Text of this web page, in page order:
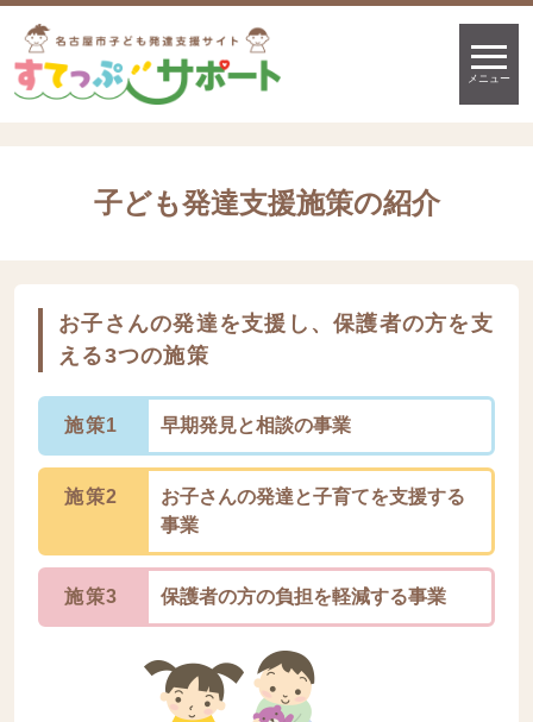
メニュー
子ども発達支援施策の紹介
お子さんの発達を支援し、保護者の方を支
える3つの施策
施策1 早期発見と相談の事業
施策2
お子さんの発達と子育てを支援する
事業
施策3 保護者の方の負担を軽減する事業